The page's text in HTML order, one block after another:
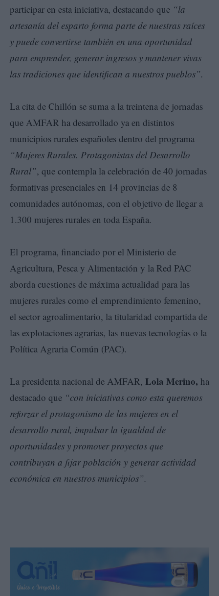
participar en esta iniciativa, destacando que “la
artesanía del esparto forma parte de nuestras raíces
y puede convertirse también en una oportunidad
para emprender, generar ingresos y mantener vivas
las tradiciones que identifican a nuestros pueblos”.
La cita de Chillón se suma a la treintena de jornadas
que AMFAR ha desarrollado ya en distintos
municipios rurales españoles dentro del programa
“Mujeres Rurales. Protagonistas del Desarrollo
Rural”, que contempla la celebración de 40 jornadas
formativas presenciales en 14 provincias de 8
comunidades autónomas, con el objetivo de llegar a
1.300 mujeres rurales en toda España.
El programa, financiado por el Ministerio de
Agricultura, Pesca y Alimentación y la Red PAC
aborda cuestiones de máxima actualidad para las
mujeres rurales como el emprendimiento femenino,
el sector agroalimentario, la titularidad compartida de
las explotaciones agrarias, las nuevas tecnologías o la
Política Agraria Común (PAC).
La presidenta nacional de AMFAR, Lola Merino, ha
destacado que “con iniciativas como esta queremos
reforzar el protagonismo de las mujeres en el
desarrollo rural, impulsar la igualdad de
oportunidades y promover proyectos que
contribuyan a fijar población y generar actividad
económica en nuestros municipios”.